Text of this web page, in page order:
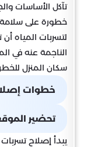
تآكل الأساسات
خطورة على سلامة
لتسربات المياه
الناجمة عنه في
سكان المنزل
خطوات
تحضير
يبدأ إصلاح